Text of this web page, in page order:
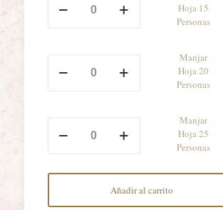
Hoja
Hoja 15
Personas
Hoja
Manjar
Hoja 20
Personas
Hoja
cantidad
Manjar
Hoja 25
Personas
Añadir al carrito